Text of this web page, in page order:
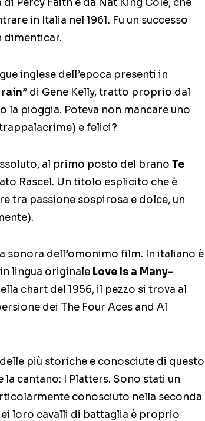
Percy Faith e da Nat King Cole, che
in Italia nel 1961. Fu un successo
dimenticar.
inglese dell’epoca presenti in
rain” di Gene Kelly, tratto proprio dal
pioggia. Poteva non mancare uno
e felici?
al primo posto del brano Te
Rascel. Un titolo esplicito che è
tra passione sospirosa e dolce, un
sonora dell’omonimo film. In italiano è
in lingua originale Love Is a Many-
chart del 1956, il pezzo si trova al
dei The Four Aces and Al
più storiche e conosciute di questo
cantano: I Platters. Sono stati un
conosciuto nella seconda
loro cavalli di battaglia è proprio